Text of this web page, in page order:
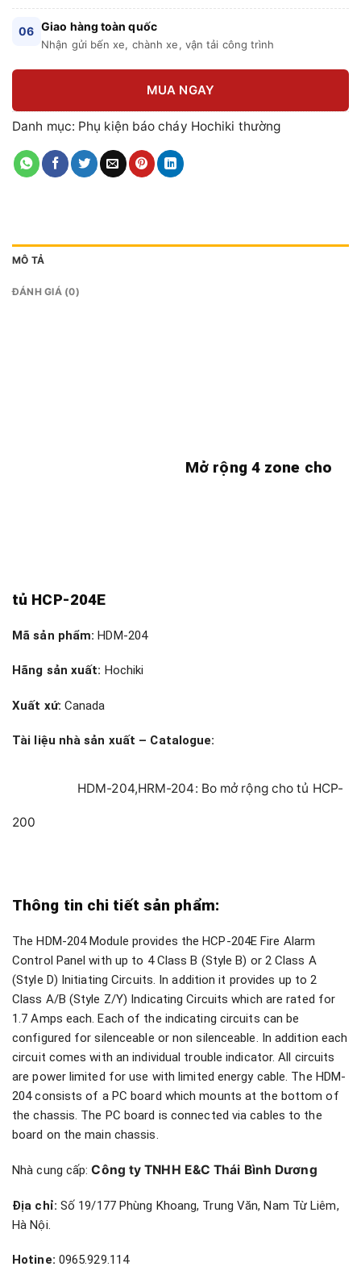
06 Giao hàng toàn quốc
Nhận gửi bến xe, chành xe, vận tải công trình
MUA NGAY
Danh mục: Phụ kiện báo cháy Hochiki thường
MÔ TẢ
ĐÁNH GIÁ (0)
Mở rộng 4 zone cho
tủ HCP-204E
Mã sản phẩm: HDM-204
Hãng sản xuất: Hochiki
Xuất xứ: Canada
Tài liệu nhà sản xuất – Catalogue:
HDM-204,HRM-204: Bo mở rộng cho tủ HCP-
200
Thông tin chi tiết sản phẩm:
The HDM-204 Module provides the HCP-204E Fire Alarm
Control Panel with up to 4 Class B (Style B) or 2 Class A
(Style D) Initiating Circuits. In addition it provides up to 2
Class A/B (Style Z/Y) Indicating Circuits which are rated for
1.7 Amps each. Each of the indicating circuits can be
configured for silenceable or non silenceable. In addition each
circuit comes with an individual trouble indicator. All circuits
are power limited for use with limited energy cable. The HDM-
204 consists of a PC board which mounts at the bottom of
the chassis. The PC board is connected via cables to the
board on the main chassis.
Nhà cung cấp:Công ty TNHH E&C Thái Bình Dương
Địa chỉ: Số 19/177 Phùng Khoang, Trung Văn, Nam Từ Liêm,
Hà Nội.
Hotine: 0965.929.114